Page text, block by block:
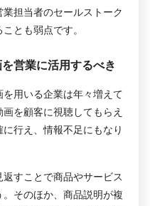
担当者のセールストーク
とも弱点です。
営業に活用するべき
用いる企業は年々増えて
を顧客に視聴してもらえ
行え、情報不足にもなり
すことで商品やサービス
そのほか、商品説明が複